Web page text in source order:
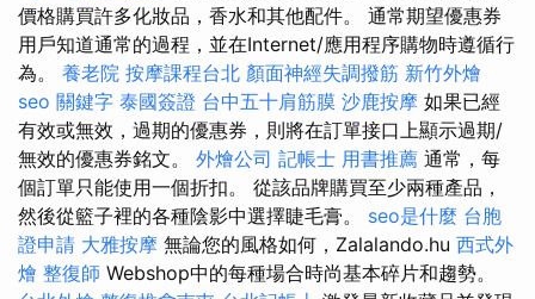
價格購買許多化妝品，香水和其他配件。 通常期望優惠券
用戶知道通常的過程，並在Internet/應用程序購物時遵循行
為。 養老院 按摩課程台北 顏面神經失調撥筋 新竹外燴
seo 關鍵字 泰國簽證 台中五十肩筋膜 沙鹿按摩 如果已經
有效或無效，過期的優惠券，則將在訂單接口上顯示過期/
無效的優惠券銘文。 外燴公司 記帳士 用書推薦 通常，每
個訂單只能使用一個折扣。 從該品牌購買至少兩種產品，
然後從籃子裡的各種陰影中選擇睫毛膏。 seo是什麼 台胞
證申請 大雅按摩 無論您的風格如何，Zalalando.hu 西式外
燴 整復師 Webshop中的每種場合時尚基本碎片和趨勢。